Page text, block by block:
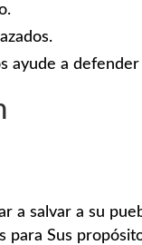
ayude a
a salvar a su
para Sus